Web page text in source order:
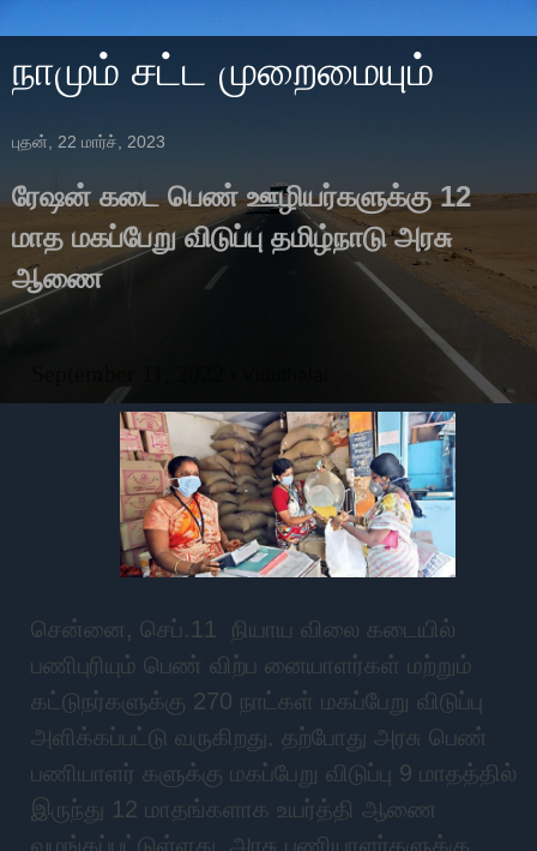
நாமும் சட்ட முறைமையும்
புதன், 22 மார்ச், 2023
ரேஷன் கடை பெண் ஊழியர்களுக்கு 12
மாத மகப்பேறு விடுப்பு தமிழ்நாடு அரசு
ஆணை
சென்னை, செப்.11 நியாய விலை கடையில்
பணிபுரியும் பெண் விற்ப னையாளர்கள் மற்றும்
கட்டுநர்களுக்கு 270 நாட்கள் மகப்பேறு விடுப்பு
அளிக்கப்பட்டு வருகிறது. தற்போது அரசு பெண்
பணியாளர் களுக்கு மகப்பேறு விடுப்பு 9 மாதத்தில்
இருந்து 12 மாதங்களாக உயர்த்தி ஆணை
வழங்கப்பட்டுள்ளது. அரசு பணியாளர்களுக்கு